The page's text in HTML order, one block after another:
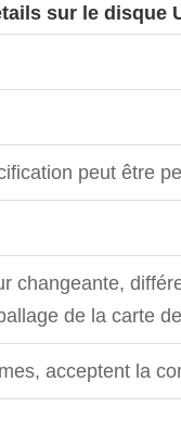
sur le disque
peut être
changeante,
de la carte
acceptent la